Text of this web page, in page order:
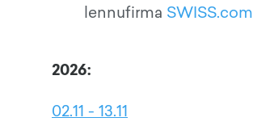
lennufirma SWISS.com
2026:
02.11 - 13.11